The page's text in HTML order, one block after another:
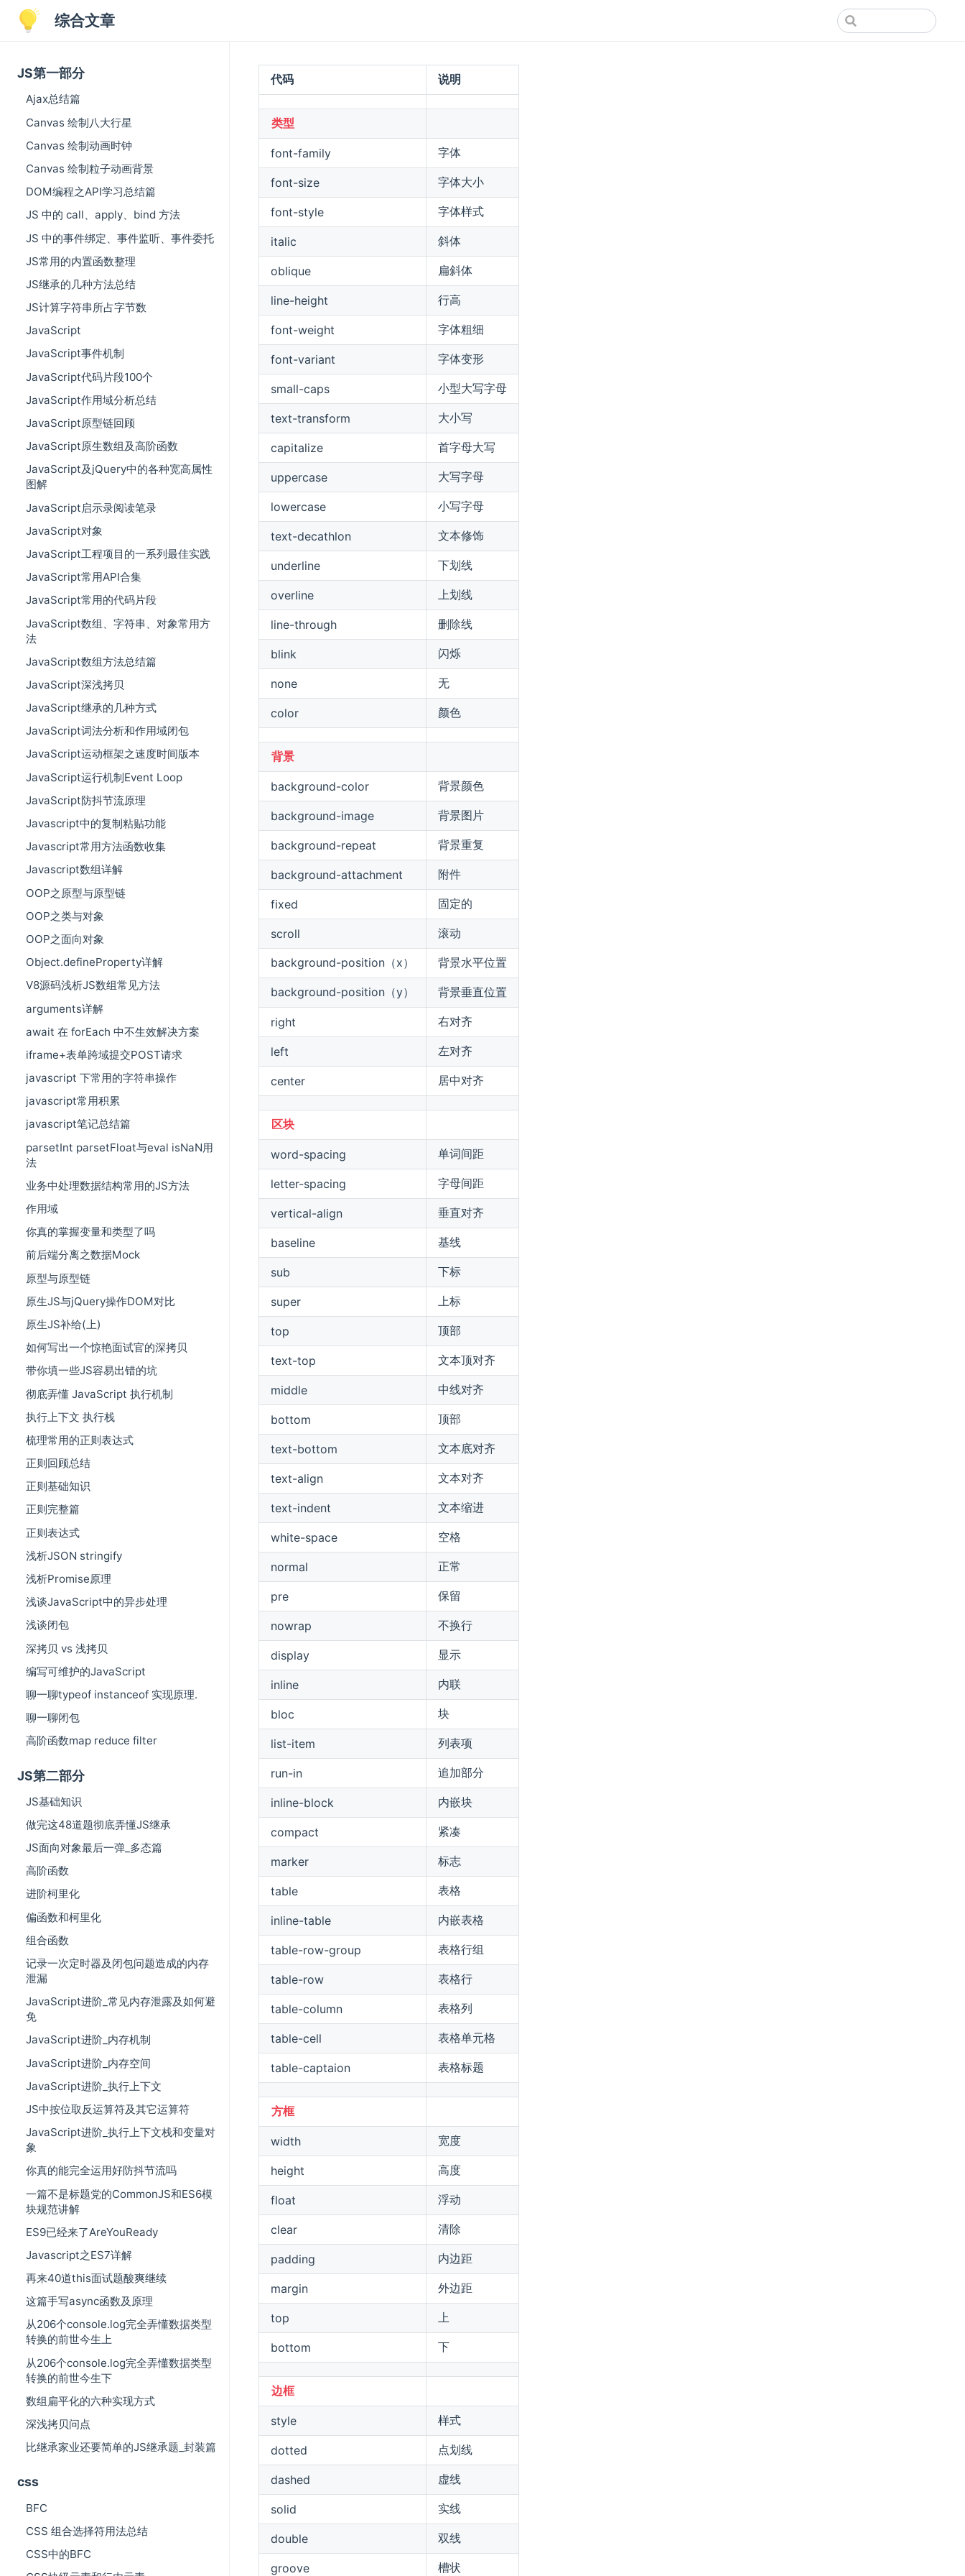
综合文章
JS第一部分
Ajax总结篇
Canvas 绘制八大行星
Canvas 绘制动画时钟
Canvas 绘制粒子动画背景
DOM编程之API学习总结篇
JS 中的 call、apply、bind 方法
JS 中的事件绑定、事件监听、事件委托
JS常用的内置函数整理
JS继承的几种方法总结
JS计算字符串所占字节数
JavaScript
JavaScript事件机制
JavaScript代码片段100个
JavaScript作用域分析总结
JavaScript原型链回顾
JavaScript原生数组及高阶函数
JavaScript及jQuery中的各种宽高属性
图解
JavaScript启示录阅读笔录
JavaScript对象
JavaScript工程项目的一系列最佳实践
JavaScript常用API合集
JavaScript常用的代码片段
JavaScript数组、字符串、对象常用方
法
JavaScript数组方法总结篇
JavaScript深浅拷贝
JavaScript继承的几种方式
JavaScript词法分析和作用域闭包
JavaScript运动框架之速度时间版本
JavaScript运行机制Event Loop
JavaScript防抖节流原理
Javascript中的复制粘贴功能
Javascript常用方法函数收集
Javascript数组详解
OOP之原型与原型链
OOP之类与对象
OOP之面向对象
Object.defineProperty详解
V8源码浅析JS数组常见方法
arguments详解
await 在 forEach 中不生效解决方案
iframe+表单跨域提交POST请求
javascript 下常用的字符串操作
javascript常用积累
javascript笔记总结篇
parsetInt parsetFloat与eval isNaN用
法
业务中处理数据结构常用的JS方法
作用域
你真的掌握变量和类型了吗
前后端分离之数据Mock
原型与原型链
原生JS与jQuery操作DOM对比
原生JS补给(上)
如何写出一个惊艳面试官的深拷贝
带你填一些JS容易出错的坑
彻底弄懂 JavaScript 执行机制
执行上下文 执行栈
梳理常用的正则表达式
正则回顾总结
正则基础知识
正则完整篇
正则表达式
浅析JSON stringify
浅析Promise原理
浅谈JavaScript中的异步处理
浅谈闭包
深拷贝 vs 浅拷贝
编写可维护的JavaScript
聊一聊typeof instanceof 实现原理.
聊一聊闭包
高阶函数map reduce filter
JS第二部分
JS基础知识
做完这48道题彻底弄懂JS继承
JS面向对象最后一弹_多态篇
高阶函数
进阶柯里化
偏函数和柯里化
组合函数
记录一次定时器及闭包问题造成的内存
泄漏
JavaScript进阶_常见内存泄露及如何避
免
JavaScript进阶_内存机制
JavaScript进阶_内存空间
JavaScript进阶_执行上下文
JS中按位取反运算符及其它运算符
JavaScript进阶_执行上下文栈和变量对
象
你真的能完全运用好防抖节流吗
一篇不是标题党的CommonJS和ES6模
块规范讲解
ES9已经来了AreYouReady
Javascript之ES7详解
再来40道this面试题酸爽继续
这篇手写async函数及原理
从206个console.log完全弄懂数据类型
转换的前世今生上
从206个console.log完全弄懂数据类型
转换的前世今生下
数组扁平化的六种实现方式
深浅拷贝问点
比继承家业还要简单的JS继承题_封装篇
css
BFC
CSS 组合选择符用法总结
CSS中的BFC
代码 说明
类型
font-family 字体
font-size 字体大小
font-style 字体样式
italic 斜体
oblique 扁斜体
line-height 行高
font-weight 字体粗细
font-variant 字体变形
small-caps 小型大写字母
text-transform 大小写
capitalize 首字母大写
uppercase 大写字母
lowercase 小写字母
text-decathlon 文本修饰
underline 下划线
overline 上划线
line-through 删除线
blink 闪烁
none 无
color 颜色
背景
background-color 背景颜色
background-image 背景图片
background-repeat 背景重复
background-attachment 附件
fixed 固定的
scroll 滚动
background-position（x） 背景水平位置
background-position（y） 背景垂直位置
right 右对齐
left 左对齐
center 居中对齐
区块
word-spacing 单词间距
letter-spacing 字母间距
vertical-align 垂直对齐
baseline 基线
sub 下标
super 上标
top 顶部
text-top 文本顶对齐
middle 中线对齐
bottom 顶部
text-bottom 文本底对齐
text-align 文本对齐
text-indent 文本缩进
white-space 空格
normal 正常
pre 保留
nowrap 不换行
display 显示
inline 内联
bloc 块
list-item 列表项
run-in 追加部分
inline-block 内嵌块
compact 紧凑
marker 标志
table 表格
inline-table 内嵌表格
table-row-group 表格行组
table-row 表格行
table-column 表格列
table-cell 表格单元格
table-captaion 表格标题
方框
width 宽度
height 高度
float 浮动
clear 清除
padding 内边距
margin 外边距
top 上
bottom 下
边框
style 样式
dotted 点划线
dashed 虚线
solid 实线
double 双线
groove 槽状